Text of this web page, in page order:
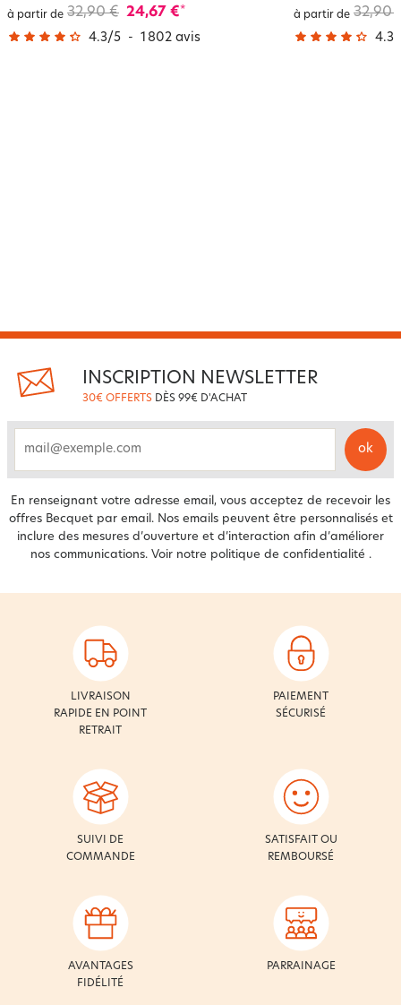
à partir de 32,90 € 24,67 €*
4.3/5 - 1 802 avis
à partir de 32,90
4.3
INSCRIPTION NEWSLETTER
30€ OFFERTS DÈS 99€ D'ACHAT
ok
En renseignant votre adresse email, vous acceptez de recevoir les
offres Becquet par email. Nos emails peuvent être personnalisés et
inclure des mesures d’ouverture et d’interaction afin d’améliorer
nos communications. Voir notre politique de confidentialité .
LIVRAISON
RAPIDE EN POINT
RETRAIT
PAIEMENT
SÉCURISÉ
SUIVI DE
COMMANDE
SATISFAIT OU
REMBOURSÉ
AVANTAGES
FIDÉLITÉ
PARRAINAGE